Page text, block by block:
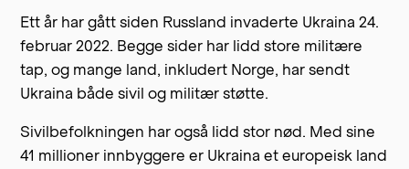
Ett år har gått siden Russland invaderte Ukraina 24.
februar 2022. Begge sider har lidd store militære
tap, og mange land, inkludert Norge, har sendt
Ukraina både sivil og militær støtte.
Sivilbefolkningen har også lidd stor nød. Med sine
41 millioner innbyggere er Ukraina et europeisk land